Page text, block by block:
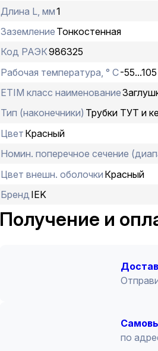
Длина L, мм1
Заземление Тонкостенная
Код РАЭК986325
Рабочая температура, ° С-55...105
ETIM класс наименование
Тип (наконечники) Трубки ТУТ и
Цвет Красный
Номин. поперечное сечение
Цвет внешн. оболочки Красный
Бренд IEK
Получение и
по